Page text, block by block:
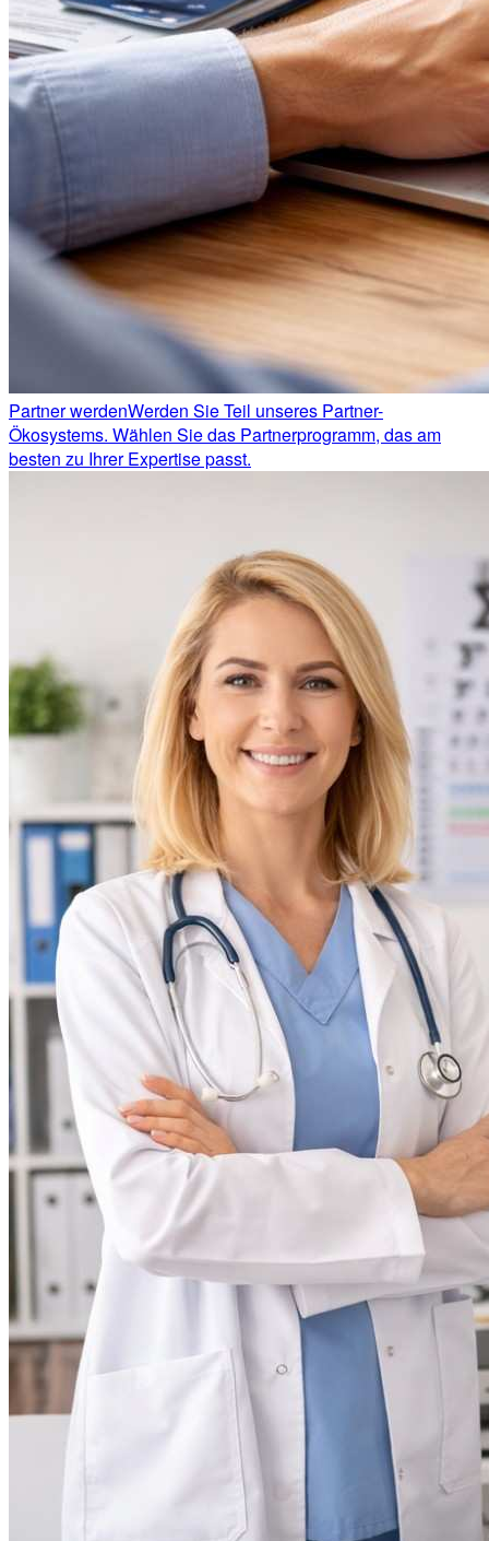
Partner werdenWerden Sie Teil unseres Partner-
Ökosystems. Wählen Sie das Partnerprogramm, das am
besten zu Ihrer Expertise passt.